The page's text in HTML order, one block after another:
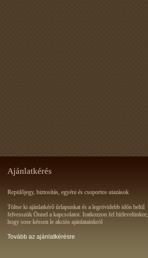
Ajánlatkérés
Repülőjegy, biztosítás, egyéni és csoportos utazások
Töltse ki ajánlatkérő űrlapunkat és a legrövidebb időn belül
felvesszük Önnel a kapcsolatot. Iratkozzon fel hírlevelünkre,
hogy sose késsen le akciós ajánlatainkról
Tovább az ajánlatkérésre